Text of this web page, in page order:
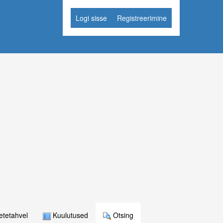
Logi sisse Registreerimine
Kuulutused Otsing